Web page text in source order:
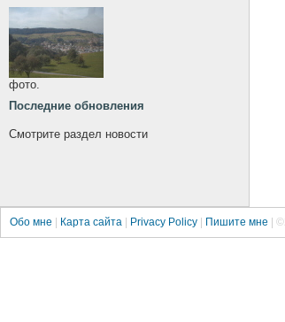
фото.
Последние обновления
Смотрите раздел новости
Обо мне Карта сайта Privacy Policy Пишите мне |